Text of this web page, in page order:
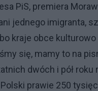
PiS, premiera
jednego imigranta,
kraje obce
się, mamy to na
dwóch i pół roku
Polski prawie 250